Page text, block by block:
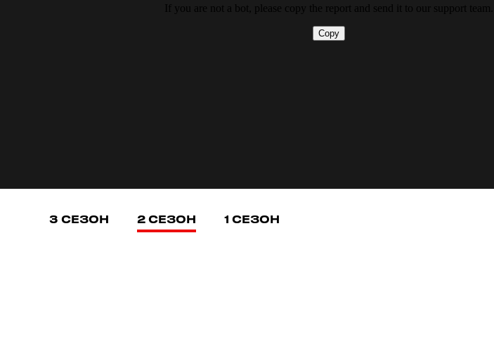
3 СЕЗОН 2 СЕЗОН 1 СЕЗОН